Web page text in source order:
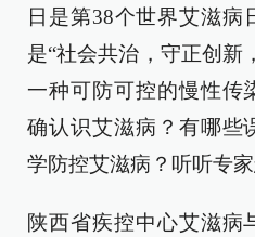
日是第38个世界艾滋病
是“社会共治，守正创新
一种可防可控的慢性传
确认识艾滋病？有哪些
学防控艾滋病？听听专家
陕西省疾控中心艾滋病